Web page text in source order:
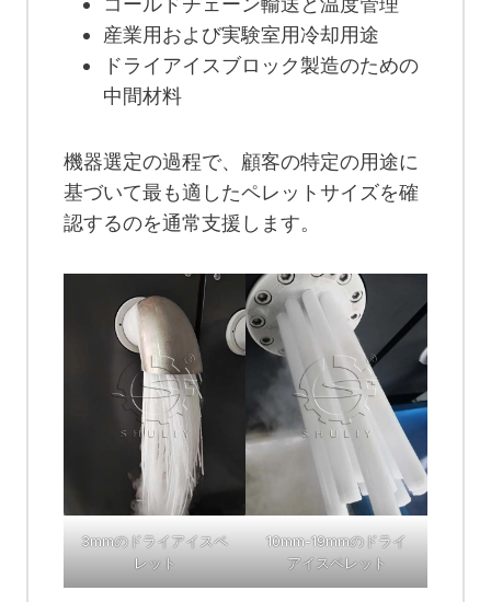
産業用および実験室用冷却用途
ドライアイスブロック製造のための
中間材料
機器選定の過程で、顧客の特定の用途に
基づいて最も適したペレットサイズを確
認するのを通常支援します。
3mmのドライアイスペ
レット
10mm-19mmのドライ
アイスペレット